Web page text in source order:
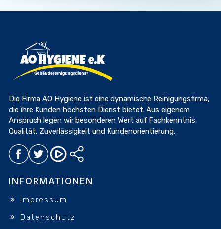
Die Firma AO Hygiene ist eine dynamische Reinigungsfirma,
die ihre Kunden höchsten Dienst bietet. Aus eigenem
Anspruch legen wir besonderen Wert auf Fachkenntnis,
Qualität, Zuverlässigkeit und Kundenorientierung.
INFORMATIONEN
Impressum
Datenschutz